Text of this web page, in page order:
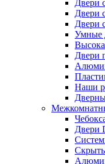
Двери
Двери
Двери
Умные
Двери
Наши
Двери